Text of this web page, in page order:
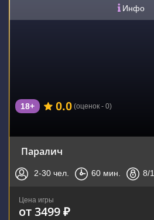
Инфо
18+ 0.0 (оценок - 0)
Паралич
2-30 чел. 60 мин. 8/
Цена игры
от 3499 ₽